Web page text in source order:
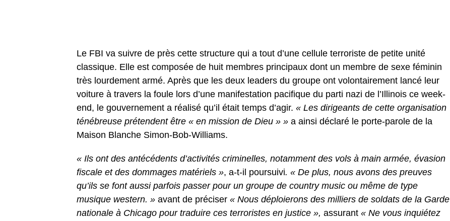
Le FBI va suivre de près cette structure qui a tout d’une cellule terroriste de petite unité
classique. Elle est composée de huit membres principaux dont un membre de sexe féminin
très lourdement armé. Après que les deux leaders du groupe ont volontairement lancé leur
voiture à travers la foule lors d’une manifestation pacifique du parti nazi de l’Illinois ce week-
end, le gouvernement a réalisé qu’il était temps d’agir. « Les dirigeants de cette organisation
ténébreuse prétendent être « en mission de Dieu » » a ainsi déclaré le porte-parole de la
Maison Blanche Simon-Bob-Williams.
« Ils ont des antécédents d’activités criminelles, notamment des vols à main armée, évasion
fiscale et des dommages matériels », a-t-il poursuivi. « De plus, nous avons des preuves
qu’ils se font aussi parfois passer pour un groupe de country music ou même de type
musique western. » avant de préciser « Nous déploierons des milliers de soldats de la Garde
nationale à Chicago pour traduire ces terroristes en justice », assurant « Ne vous inquiétez